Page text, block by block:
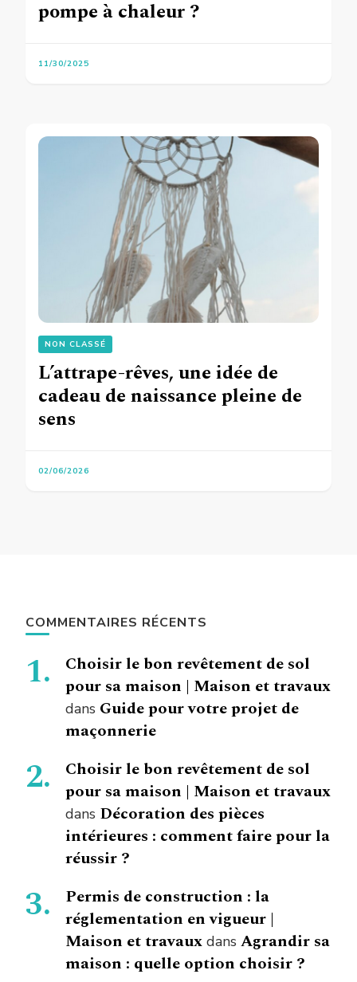
pompe à chaleur ?
11/30/2025
NON CLASSÉ
L’attrape-rêves, une idée de
cadeau de naissance pleine de
sens
02/06/2026
COMMENTAIRES RÉCENTS
Choisir le bon revêtement de sol
pour sa maison | Maison et travaux
dans Guide pour votre projet de
maçonnerie
Choisir le bon revêtement de sol
pour sa maison | Maison et travaux
dans Décoration des pièces
intérieures : comment faire pour la
réussir ?
Permis de construction : la
réglementation en vigueur |
Maison et travaux dans Agrandir sa
maison : quelle option choisir ?